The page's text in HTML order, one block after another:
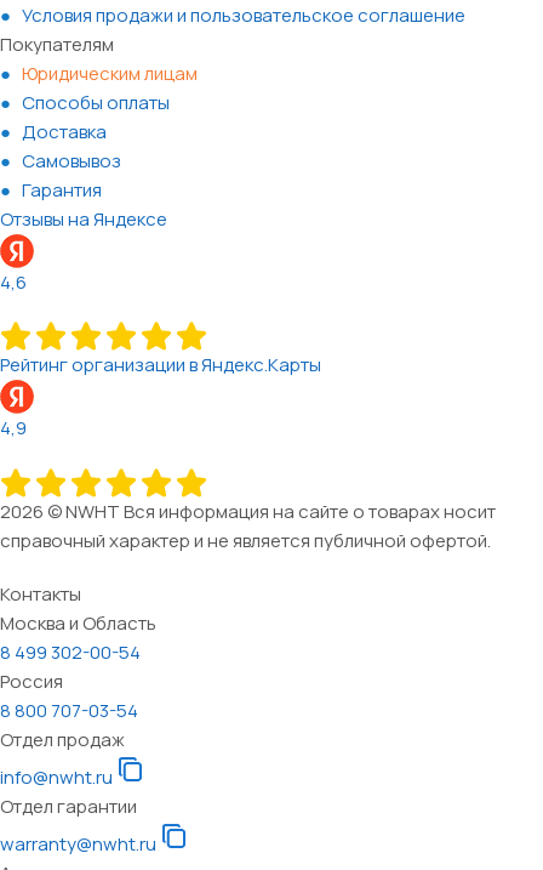
Условия продажи и пользовательское соглашение
Покупателям
Юридическим лицам
Способы оплаты
Доставка
Самовывоз
Гарантия
Отзывы на Яндексе
4,6
Рейтинг организации в Яндекс.Карты
4,9
2026 © NWHT Вся информация на сайте о товарах носит
справочный характер и не является публичной офертой.
Контакты
Москва и Область
8 499 302-00-54
Россия
8 800 707-03-54
Отдел продаж
info@nwht.ru
Отдел гарантии
warranty@nwht.ru